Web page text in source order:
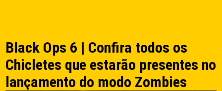
Black Ops 6 | Confira todos os
Chicletes que estarão presentes no
lançamento do modo Zombies